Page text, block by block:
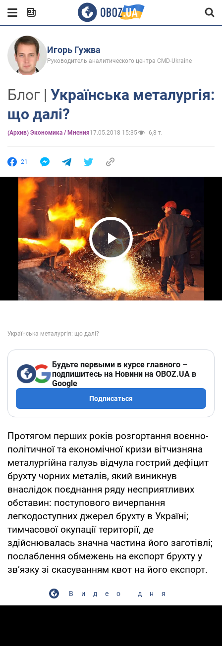
Игорь Гужва
Руководитель аналитического центра CMD-Ukraine
Блог | Українська металургія:
що далі?
(Архив) Экономика / Мнения17.05.2018 15:35 6,8 т.
21
Play Video
Будьте первыми в курсе главного –
подпишитесь на Новини на OBOZ.UA в
Google
Подписаться
Протягом перших років розгортання воєнно-
політичної та економічної кризи вітчизняна
металургійна галузь відчула гострий дефіцит
брухту чорних металів, який виникнув
внаслідок поєднання ряду несприятливих
обставин: поступового вичерпання
легкодоступних джерел брухту в Україні;
тимчасової окупації території, де
здійснювалась значна частина його заготівлі;
послаблення обмежень на експорт брухту у
зв’язку зі скасуванням квот на його експорт.
Видео дня